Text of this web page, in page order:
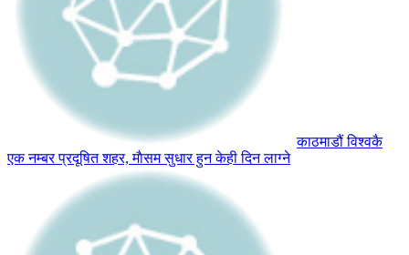
काठमाडौं विश्वकै
एक नम्बर प्रदूषित शहर, माैसम सुधार हुन केही दिन लाग्ने